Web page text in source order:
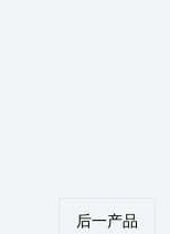
后一产品